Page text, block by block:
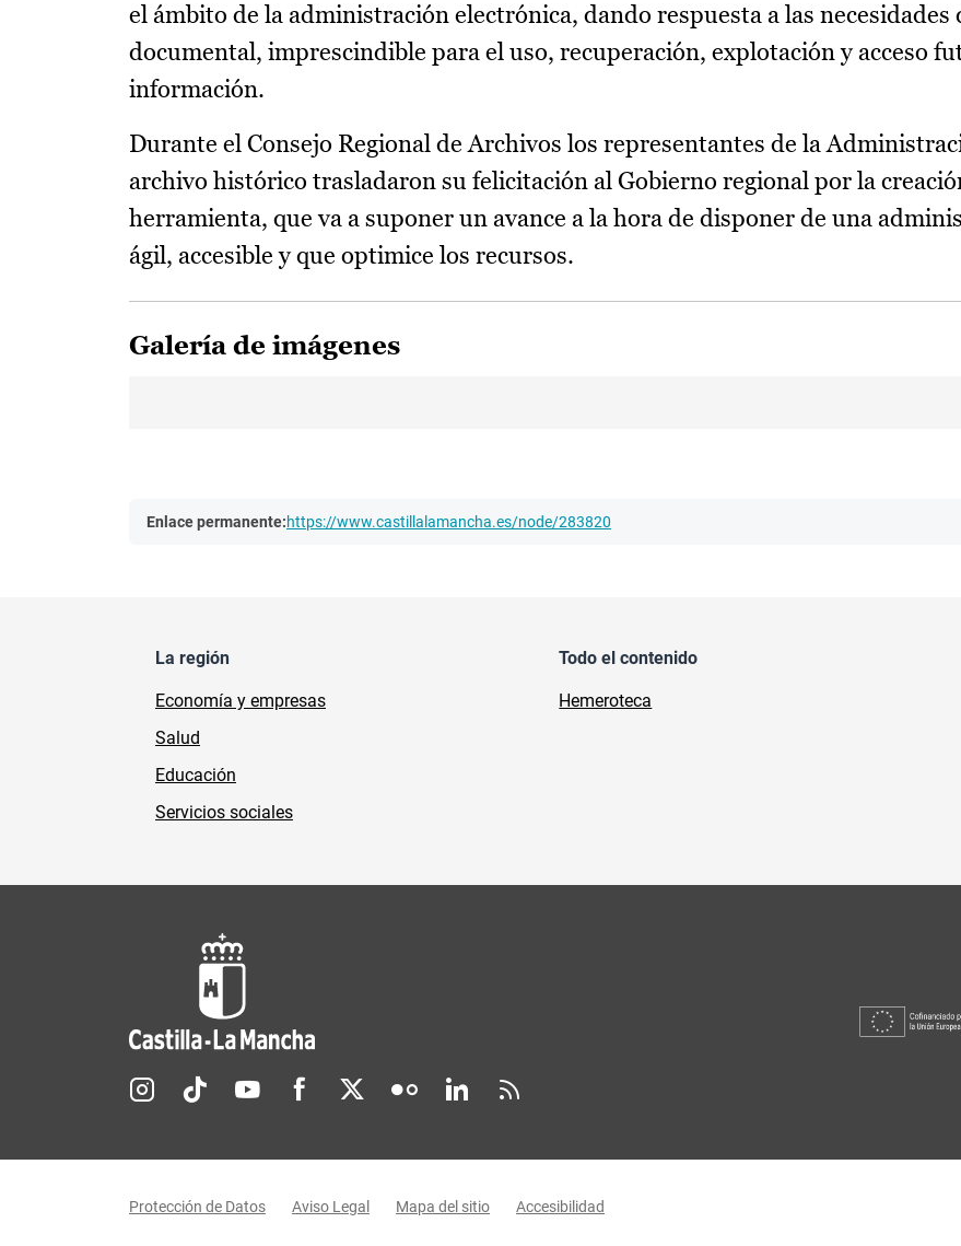
el ámbito de la administración electrónica, dando respuesta a las necesidades
documental, imprescindible para el uso, recuperación, explotación y acceso
información.
Durante el Consejo Regional de Archivos los representantes de la
archivo histórico trasladaron su felicitación al Gobierno regional por la
herramienta, que va a suponer un avance a la hora de disponer de una
ágil, accesible y que optimice los recursos.
Galería de imágenes
Enlace permanente:https://www.castillalamancha.es/node/283820
La región
Economía y empresas
Salud
Educación
Servicios sociales
Todo el contenido
Hemeroteca
Redes sociales JCCM
Protección de Datos Aviso Legal Mapa del sitio Accesibilidad